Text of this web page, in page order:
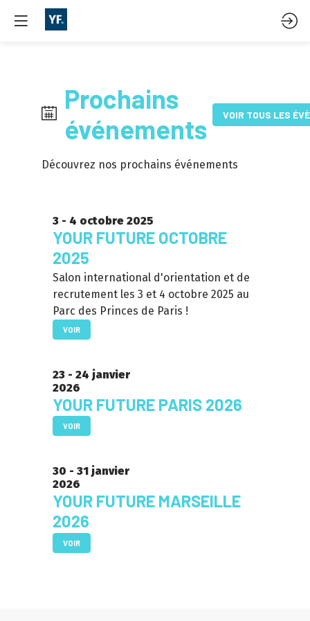
Prochains
événements
VOIR TOUS LES
Découvrez nos prochains événements
3 - 4 octobre 2025
YOUR FUTURE OCTOBRE
2025
Salon international d'orientation et de
recrutement les 3 et 4 octobre 2025 au
Parc des Princes de Paris !
VOIR
23 - 24 janvier
2026
YOUR FUTURE PARIS 2026
VOIR
30 - 31 janvier
2026
YOUR FUTURE MARSEILLE
2026
VOIR